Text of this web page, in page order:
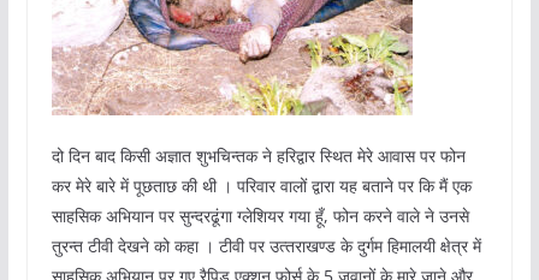
दो दिन बाद किसी अज्ञात शुभचिन्‍तक ने हरिद्वार स्थित मेरे आवास पर फोन
कर मेरे बारे में पूछताछ की थी । परिवार वालों द्वारा यह बताने पर कि मैं एक
साहसिक अभियान पर सुन्‍दरढूंगा ग्‍लेशियर गया हूँ, फोन करने वाले ने उनसे
तुरन्‍त टीवी देखने को कहा । टीवी पर उत्‍तराखण्‍ड के दुर्गम हिमालयी क्षेत्र में